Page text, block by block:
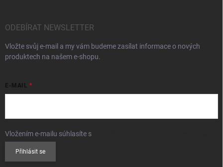
ODEBÍRAT NEWSLETTER
Vložte svůj e-mail a my vám budeme zasílat informace o nových
produktech na našem e-shopu.
E-MAIL
Vložením e-mailu súhlasíte s
Přihlásit se